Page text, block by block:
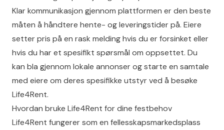
Klar kommunikasjon gjennom plattformen er den beste
måten å håndtere hente- og leveringstider på. Eiere
setter pris på en rask melding hvis du er forsinket eller
hvis du har et spesifikt spørsmål om oppsettet. Du
kan bla gjennom lokale annonser og starte en samtale
med eiere om deres spesifikke utstyr ved å besøke
Life4Rent.
Hvordan bruke Life4Rent for dine festbehov
Life4Rent fungerer som en fellesskapsmarkedsplass